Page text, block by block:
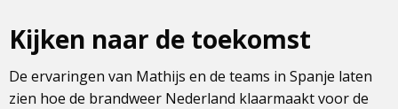
Kijken naar de toekomst
De ervaringen van Mathijs en de teams in Spanje laten
zien hoe de brandweer Nederland klaarmaakt voor de